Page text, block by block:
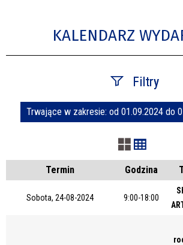
KALENDARZ
Filtry
Szukana fraza
Kategoria
Trwające w zakresie: od 01.09.2024 do
Termin Godzina
Sobota, 24-08-2024 9:00-18:00